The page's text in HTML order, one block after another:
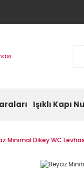
Işıklı Kapı
Minimal Dikey WC